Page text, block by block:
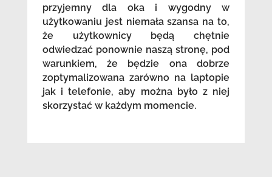
przyjemny dla oka i wygodny w
użytkowaniu jest niemała szansa na to,
że użytkownicy będą chętnie
odwiedzać ponownie naszą stronę, pod
warunkiem, że będzie ona dobrze
zoptymalizowana zarówno na laptopie
jak i telefonie, aby można było z niej
skorzystać w każdym momencie.